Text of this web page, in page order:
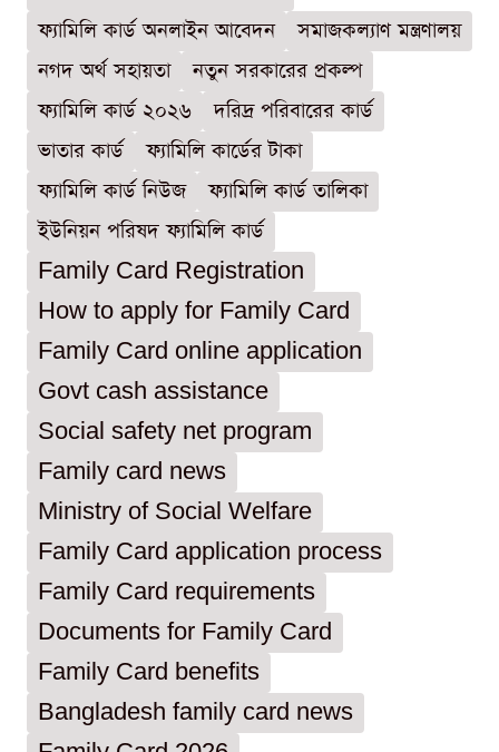
ফ্যামিলি কার্ড অনলাইন আবেদন
সমাজকল্যাণ মন্ত্রণালয়
নগদ অর্থ সহায়তা
নতুন সরকারের প্রকল্প
ফ্যামিলি কার্ড ২০২৬
দরিদ্র পরিবারের কার্ড
ভাতার কার্ড
ফ্যামিলি কার্ডের টাকা
ফ্যামিলি কার্ড নিউজ
ফ্যামিলি কার্ড তালিকা
ইউনিয়ন পরিষদ ফ্যামিলি কার্ড
Family Card Registration
How to apply for Family Card
Family Card online application
Govt cash assistance
Social safety net program
Family card news
Ministry of Social Welfare
Family Card application process
Family Card requirements
Documents for Family Card
Family Card benefits
Bangladesh family card news